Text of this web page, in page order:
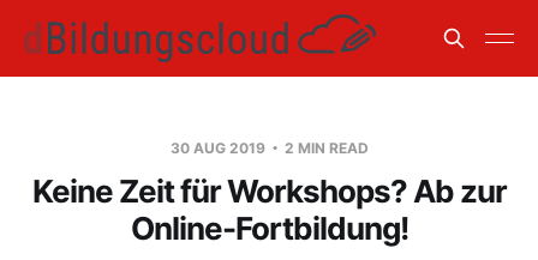
30 AUG 2019 2 MIN READ
Keine Zeit für Workshops? Ab zur
Online-Fortbildung!